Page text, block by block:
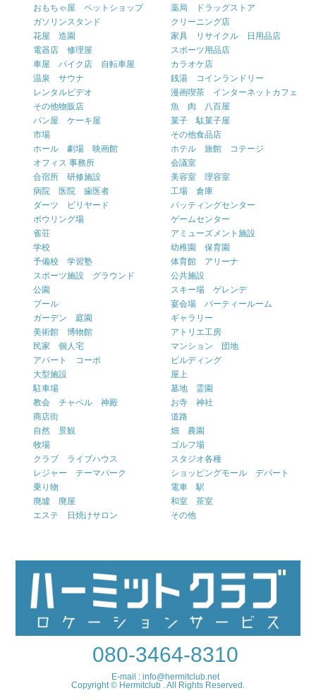
おもちゃ屋 ペットショップ
薬局 ドラッグストア
ガソリンスタンド
クリーニング店
花屋 造園
家具 リサイクル 日用品店
電器店 修理屋
スポーツ用品店
車屋 バイク店 自転車屋
カラオケ店
温泉 サウナ
銭湯 コインランドリー
レンタルビデオ
漫画喫茶 インターネットカフェ
その他物販店
魚 肉 八百屋
パン屋 ケーキ屋
菓子 駄菓子屋
市場
その他食品店
ホール 劇場 映画館
ホテル 旅館 コテージ
オフィス 事務所
会議室
合宿所 研修施設
美容室 理容室
病院 医院 歯医者
工場 倉庫
ダーツ ビリヤード
バッティングセンター
ボウリング場
ゲームセンター
雀荘
アミューズメント施設
学校
幼稚園 保育園
予備校 学習塾
体育館 アリーナ
スポーツ施設 グラウンド
公共施設
公園
スキー場 ゲレンデ
プール
宴会場 パーティールーム
ガーデン 庭園
ギャラリー
美術館 博物館
アトリエ工房
民家 個人宅
マンション 団地
アパート コーポ
ビルディング
大型施設
屋上
駐車場
墓地 霊園
教会 チャペル 神殿
お寺 神社
商店街
道路
自然 景観
畑 農園
牧場
ゴルフ場
クラブ ライブハウス
スタジオ各種
レジャー テーマパーク
ショッピングモール デパート
乗り物
電車 駅
廃墟 廃屋
和室 茶室
エステ 日焼けサロン
その他
080-3464-8310
E-mail : info@hermitclub.net
Copyright © Hermitclub . All Rights Reserved.